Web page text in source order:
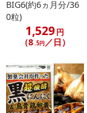
そんなビタミンをバ
【こんな方にオスス
・パソコンやスマー
・よりハッキリとし
・話題の水素やビル
・スッキリと輝いた
BIG6(約6ヵ月分/36
0粒)
1,529円
（8.5円／日）